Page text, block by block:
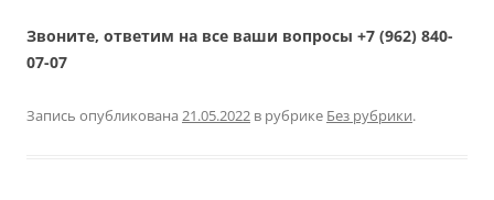
Звоните, ответим на все ваши вопросы +7 (962) 840-
07-07
Запись опубликована 21.05.2022 в рубрике Без рубрики.